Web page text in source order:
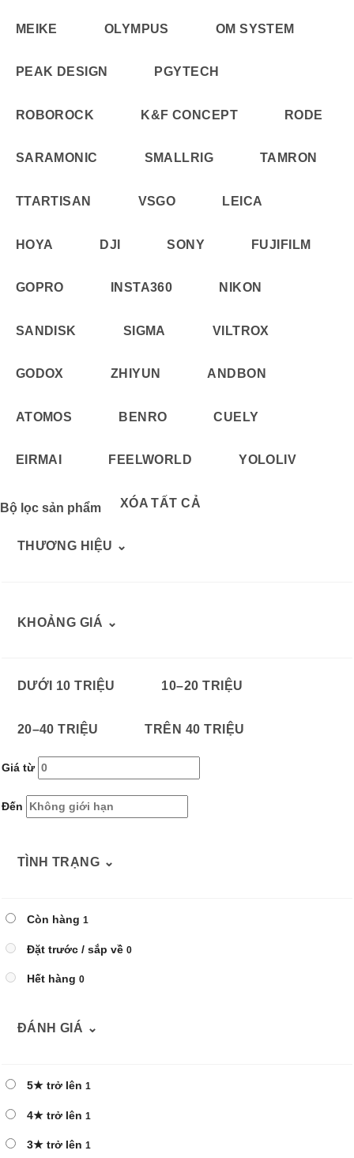
MEIKE OLYMPUS OM SYSTEM
PEAK DESIGN PGYTECH
ROBOROCK K&F CONCEPT RODE
SARAMONIC SMALLRIG TAMRON
TTARTISAN VSGO LEICA
HOYA DJI SONY FUJIFILM
GOPRO INSTA360 NIKON
SANDISK SIGMA VILTROX
GODOX ZHIYUN ANDBON
ATOMOS BENRO CUELY
EIRMAI FEELWORLD YOLOLIV
Bộ lọc sản phẩm XÓA TẤT CẢ
THƯƠNG HIỆU ⌄
KHOẢNG GIÁ ⌄
DƯỚI 10 TRIỆU 10–20 TRIỆU
20–40 TRIỆU TRÊN 40 TRIỆU
Giá từ
Đến
TÌNH TRẠNG ⌄
Còn hàng 1
Đặt trước / sắp về 0
Hết hàng 0
ĐÁNH GIÁ ⌄
5★ trở lên 1
4★ trở lên 1
3★ trở lên 1